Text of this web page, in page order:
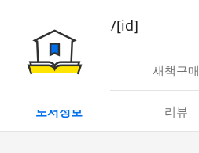
book/rent/[id]
대여 새책구매
도서정보 리뷰